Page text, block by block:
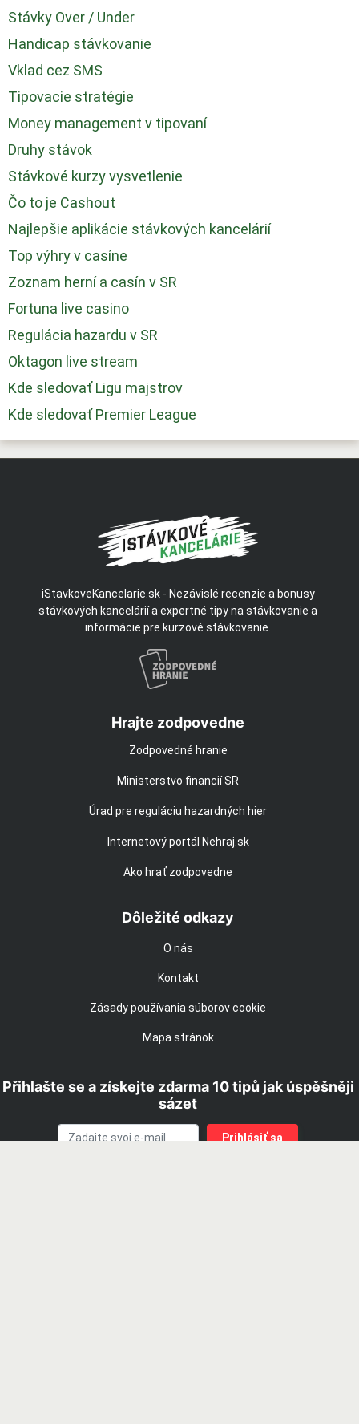
Stávky Over / Under
Handicap stávkovanie
Vklad cez SMS
Tipovacie stratégie
Money management v tipovaní
Druhy stávok
Stávkové kurzy vysvetlenie
Čo to je Cashout
Najlepšie aplikácie stávkových kancelárií
Top výhry v casíne
Zoznam herní a casín v SR
Fortuna live casino
Regulácia hazardu v SR
Oktagon live stream
Kde sledovať Ligu majstrov
Kde sledovať Premier League
iStavkoveKancelarie.sk - Nezávislé recenzie a bonusy
stávkových kancelárií a expertné tipy na stávkovanie a
informácie pre kurzové stávkovanie.
Hrajte zodpovedne
Zodpovedné hranie
Ministerstvo financií SR
Úrad pre reguláciu hazardných hier
Internetový portál Nehraj.sk
Ako hrať zodpovedne
Dôležité odkazy
O nás
Kontakt
Zásady používania súborov cookie
Mapa stránok
Přihlašte se a získejte zdarma 10 tipů jak úspěšněji
sázet